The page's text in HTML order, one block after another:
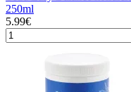
250ml
5.99€